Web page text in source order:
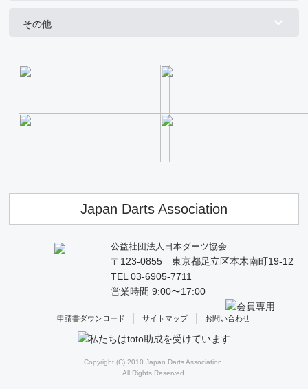
その他
Japan Darts Association
公益社団法人日本ダーツ協会
〒123-0855 東京都足立区本木南町19-12
TEL 03-6905-7711
営業時間 9:00〜17:00
申請書ダウンロード サイトマップ お問い合わせ
Copyright (C) 2010 Japan Darts Association.
All Rights Reserved.